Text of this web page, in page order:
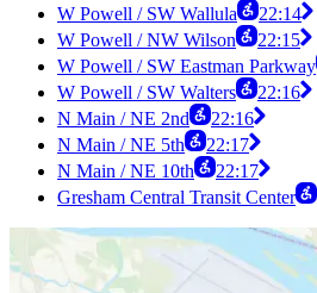
W Powell / SW Wallula
22:14
W Powell / NW Wilson
22:15
W Powell / SW Eastman Parkway
W Powell / SW Walters
22:16
N Main / NE 2nd
22:16
N Main / NE 5th
22:17
N Main / NE 10th
22:17
Gresham Central Transit Center